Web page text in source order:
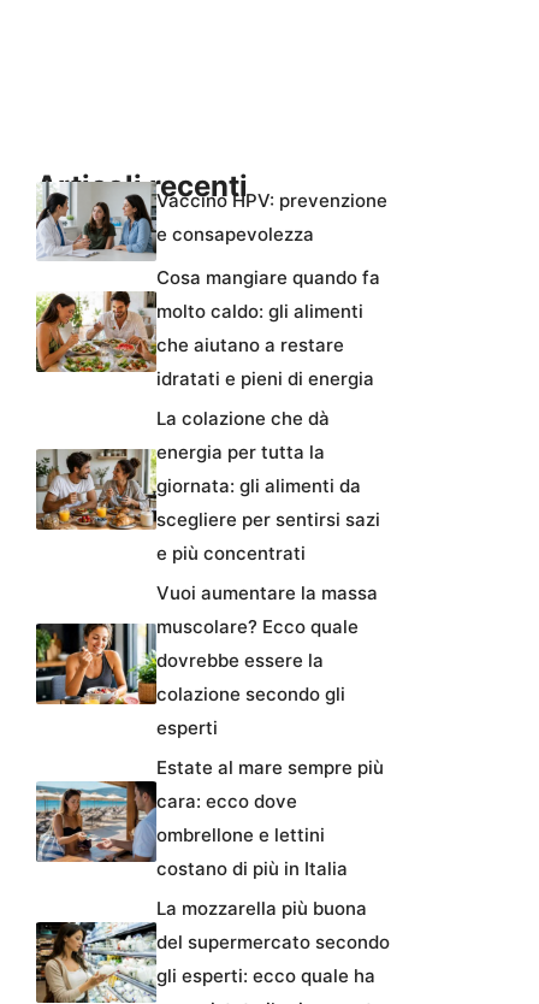
Articoli recentiVaccino HPV: prevenzione
e consapevolezza
Cosa mangiare quando fa
molto caldo: gli alimenti
che aiutano a restare
idratati e pieni di energia
La colazione che dà
energia per tutta la
giornata: gli alimenti da
scegliere per sentirsi sazi
e più concentrati
Vuoi aumentare la massa
muscolare? Ecco quale
dovrebbe essere la
colazione secondo gli
esperti
Estate al mare sempre più
cara: ecco dove
ombrellone e lettini
costano di più in Italia
La mozzarella più buona
del supermercato secondo
gli esperti: ecco quale ha